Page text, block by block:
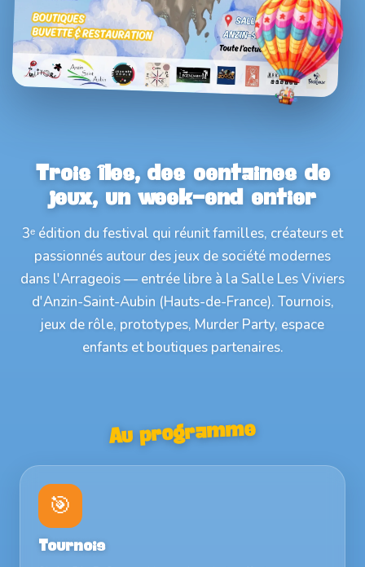
Trois îles, des centaines de
jeux, un week-end entier
3ᵉ édition du festival qui réunit familles, créateurs et
passionnés autour des jeux de société modernes
dans l'Arrageois — entrée libre à la Salle Les Viviers
d'Anzin-Saint-Aubin (Hauts-de-France). Tournois,
jeux de rôle, prototypes, Murder Party, espace
enfants et boutiques partenaires.
Au programme
🎯
Tournois